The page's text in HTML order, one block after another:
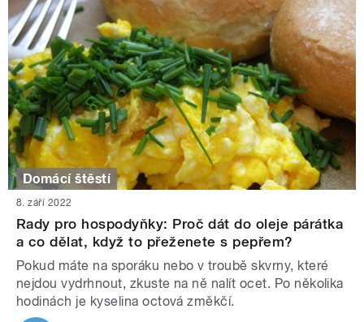
Domácí štěstí
8. září 2022
Rady pro hospodyňky: Proč dát do oleje párátka
a co dělat, když to přeženete s pepřem?
Pokud máte na sporáku nebo v troubě skvrny, které
nejdou vydrhnout, zkuste na ně nalít ocet. Po několika
hodinách je kyselina octová změkčí.